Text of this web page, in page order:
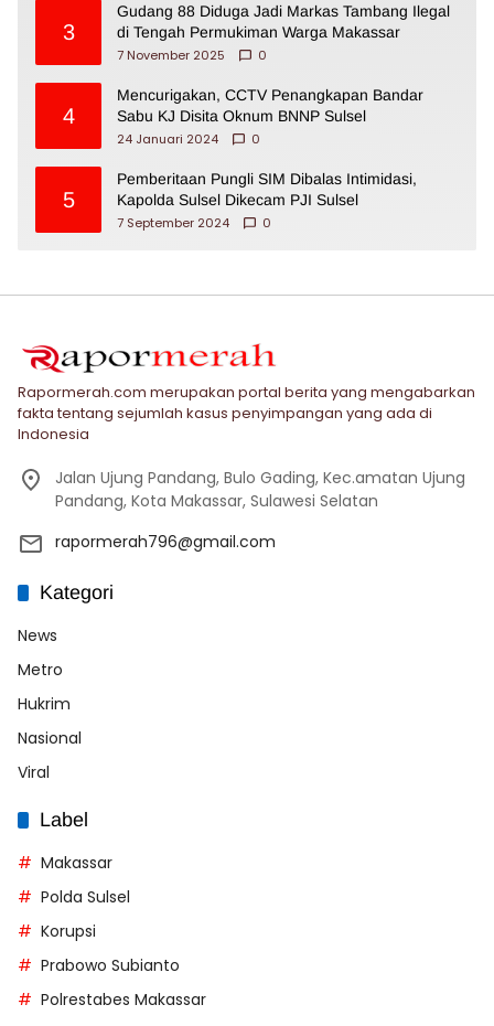
3
Gudang 88 Diduga Jadi Markas Tambang Ilegal
di Tengah Permukiman Warga Makassar
7 November 2025
0
4
Mencurigakan, CCTV Penangkapan Bandar
Sabu KJ Disita Oknum BNNP Sulsel
24 Januari 2024
0
5
Pemberitaan Pungli SIM Dibalas Intimidasi,
Kapolda Sulsel Dikecam PJI Sulsel
7 September 2024
0
Rapormerah.com merupakan portal berita yang mengabarkan
fakta tentang sejumlah kasus penyimpangan yang ada di
Indonesia
Jalan Ujung Pandang, Bulo Gading, Kec.amatan Ujung
Pandang, Kota Makassar, Sulawesi Selatan
rapormerah796@gmail.com
Kategori
News
Metro
Hukrim
Nasional
Viral
Label
Makassar
Polda Sulsel
Korupsi
Prabowo Subianto
Polrestabes Makassar